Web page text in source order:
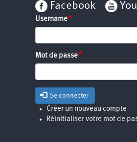
Facebook
Username
Mot de passe
Se connecter
Créer un nouveau compte
Réinitialiser votre mot de